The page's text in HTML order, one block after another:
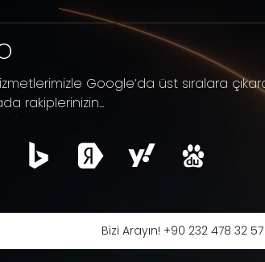
Google’da üst sıralara
rakiplerinizin...
Bizi Arayın! +90 232 478 32 57